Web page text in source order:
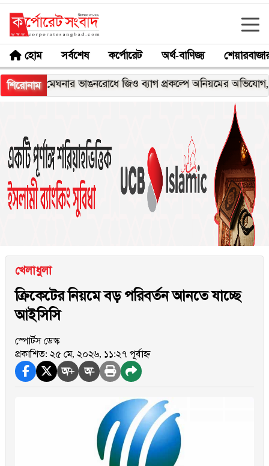
হোম সর্বশেষ কর্পোরেট অর্থ-বাণিজ্য
শিরোনাম
মেঘনার ভাঙনরোধে জিও ব্যাগ প্রকল্পে অনিয়মের অভিযোগ,
খেলাধুলা
ক্রিকেটের নিয়মে বড় পরিবর্তন আনতে যাচ্ছে
আইসিসি
স্পোর্টস ডেস্ক
প্রকাশিত: ২৫ মে, ২০২৬, ১১:২৭ পূর্বাহ্ন
অ+ অ-